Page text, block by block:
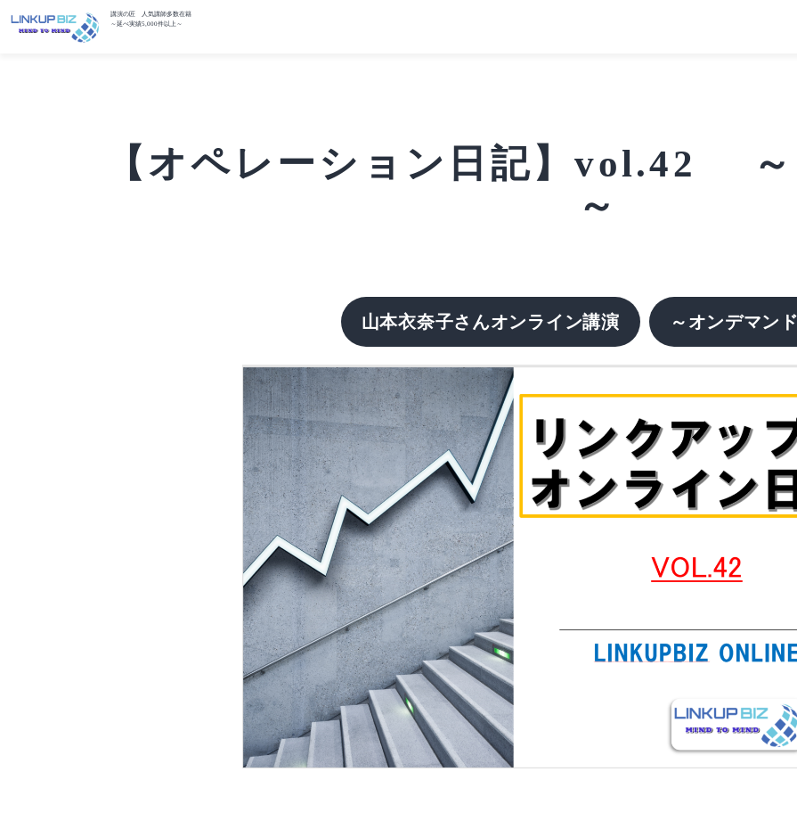
講演の匠 人気講師多数在籍
～延べ実績5,000件以上～
【オペレーション日記】vol.42 ～
～
山本衣奈子さんオンライン講演 ～オンデマン